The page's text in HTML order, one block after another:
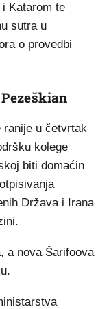
Katarom te
sutra u
o provedbi
ranije u četvrtak
kolege
biti domaćin
Država i Irana
a nova Šarifoova